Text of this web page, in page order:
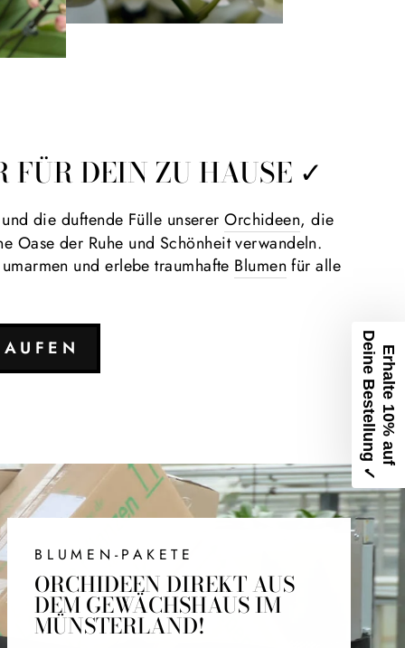
FÜR DEIN ZU HAUSE ✓
die duftende Fülle unsererOrchideen, die
Oase der Ruhe und Schönheit verwandeln.
und erlebe traumhafte Blumen für alle
BLUMEN-PAKETE
ORCHIDEEN DIREKT AUS
DEM GEWÄCHSHAUS IM
MÜNSTERLAND!
E
r
h
a
l
t
e
1
0
%
a
u
f
De
i
n
e
B
e
s
t
e
l
l
u
n
g
✓